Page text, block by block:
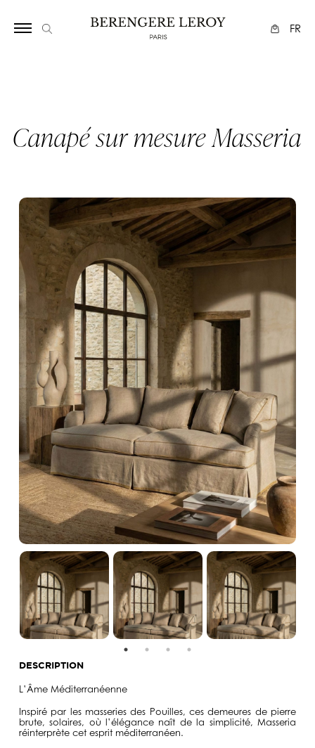
FR
Canapé sur mesure Masseria
DESCRIPTION
L’Âme Méditerranéenne
Inspiré par les masseries des Pouilles,ces demeures de pierre
brute, solaires, où l’élégance naît de la simplicité,Masseria
réinterprète cet esprit méditerranéen.